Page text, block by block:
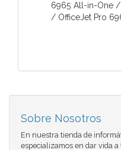
6965 All-in-One
/ OfficeJet Pro
Sobre Nosotros
En nuestra tienda de
especializamos en dar vida